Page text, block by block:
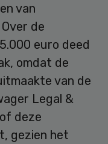
van
de
euro deed
omdat de
van de
Legal &
deze
gezien het